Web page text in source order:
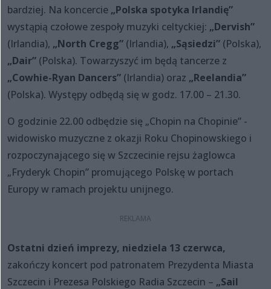
bardziej. Na koncercie „Polska spotyka Irlandię”
wystąpią czołowe zespoły muzyki celtyckiej: „Dervish”
(Irlandia), „North Cregg” (Irlandia), „Sąsiedzi” (Polska),
„Dair” (Polska). Towarzyszyć im będą tancerze z
„Cowhie-Ryan Dancers” (Irlandia) oraz „Reelandia”
(Polska). Występy odbędą się w godz. 17.00 – 21.30.
O godzinie 22.00 odbędzie się „Chopin na Chopinie” -
widowisko muzyczne z okazji Roku Chopinowskiego i
rozpoczynającego się w Szczecinie rejsu żaglowca
„Fryderyk Chopin” promującego Polskę w portach
Europy w ramach projektu unijnego.
Ostatni dzień imprezy, niedziela 13 czerwca,
zakończy koncert pod patronatem Prezydenta Miasta
Szczecin i Prezesa Polskiego Radia Szczecin – „Sail